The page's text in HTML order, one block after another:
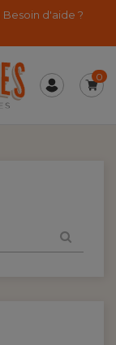
Besoin d'aide ?
0